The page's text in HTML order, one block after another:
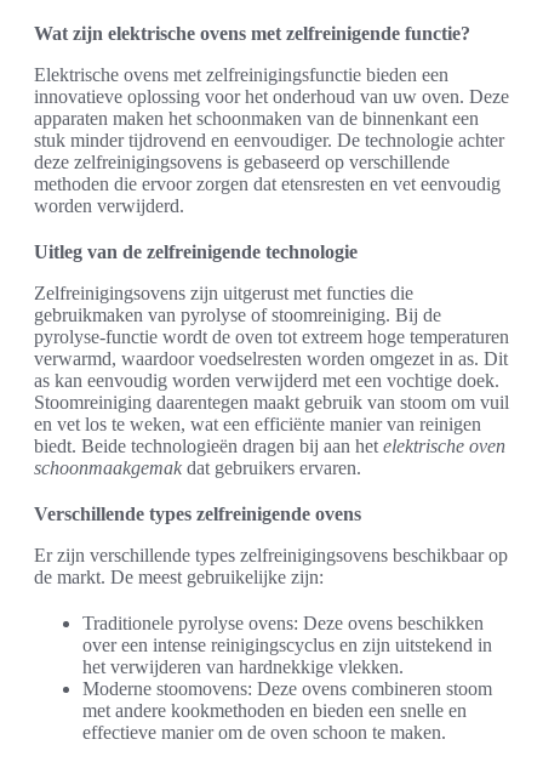
Wat zijn elektrische ovens met zelfreinigende functie?
Elektrische ovens met zelfreinigingsfunctie bieden een
innovatieve oplossing voor het onderhoud van uw oven. Deze
apparaten maken het schoonmaken van de binnenkant een
stuk minder tijdrovend en eenvoudiger. De technologie achter
deze zelfreinigingsovens is gebaseerd op verschillende
methoden die ervoor zorgen dat etensresten en vet eenvoudig
worden verwijderd.
Uitleg van de zelfreinigende technologie
Zelfreinigingsovens zijn uitgerust met functies die
gebruikmaken van pyrolyse of stoomreiniging. Bij de
pyrolyse-functie wordt de oven tot extreem hoge temperaturen
verwarmd, waardoor voedselresten worden omgezet in as. Dit
as kan eenvoudig worden verwijderd met een vochtige doek.
Stoomreiniging daarentegen maakt gebruik van stoom om vuil
en vet los te weken, wat een efficiënte manier van reinigen
biedt. Beide technologieën dragen bij aan het elektrische oven
schoonmaakgemak dat gebruikers ervaren.
Verschillende types zelfreinigende ovens
Er zijn verschillende types zelfreinigingsovens beschikbaar op
de markt. De meest gebruikelijke zijn:
Traditionele pyrolyse ovens: Deze ovens beschikken
over een intense reinigingscyclus en zijn uitstekend in
het verwijderen van hardnekkige vlekken.
Moderne stoomovens: Deze ovens combineren stoom
met andere kookmethoden en bieden een snelle en
effectieve manier om de oven schoon te maken.